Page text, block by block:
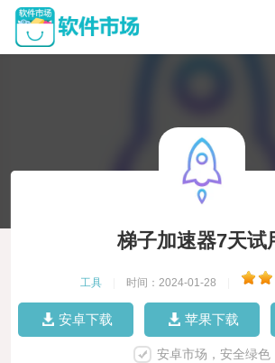
梯子加速器7天试
工具 时间：2024-01-28
安卓下载 苹果下载
安卓市场，安全绿色